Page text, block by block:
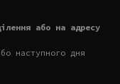
або на адресу
наступного дня